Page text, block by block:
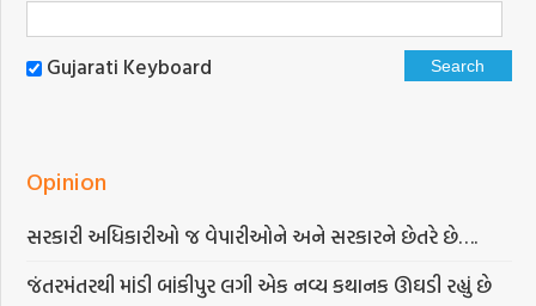
Gujarati Keyboard
Opinion
સરકારી અધિકારીઓ જ વેપારીઓને અને સરકારને છેતરે છે….
જંતરમંતરથી માંડી બાંકીપુર લગી એક નવ્ય કથાનક ઊઘડી રહ્યું છે